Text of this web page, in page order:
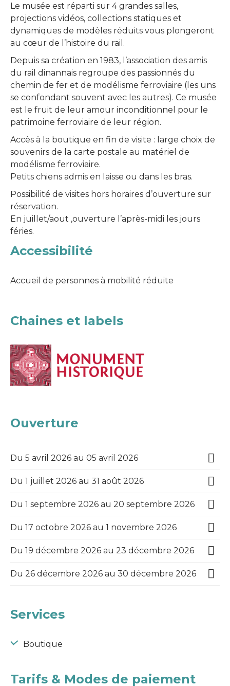
Le musée est réparti sur 4 grandes salles,
projections vidéos, collections statiques et
dynamiques de modèles réduits vous plongeront
au cœur de l’histoire du rail.
Depuis sa création en 1983, l’association des amis
du rail dinannais regroupe des passionnés du
chemin de fer et de modélisme ferroviaire (les uns
se confondant souvent avec les autres). Ce musée
est le fruit de leur amour inconditionnel pour le
patrimoine ferroviaire de leur région.
Accès à la boutique en fin de visite : large choix de
souvenirs de la carte postale au matériel de
modélisme ferroviaire.
Petits chiens admis en laisse ou dans les bras.
Possibilité de visites hors horaires d’ouverture sur
réservation.
En juillet/aout ,ouverture l’après-midi les jours
féries.
Accessibilité
Accueil de personnes à mobilité réduite
Chaines et labels
Ouverture
Du 5 avril 2026 au 05 avril 2026
Du 1 juillet 2026 au 31 août 2026
Du 1 septembre 2026 au 20 septembre 2026
Du 17 octobre 2026 au 1 novembre 2026
Du 19 décembre 2026 au 23 décembre 2026
Du 26 décembre 2026 au 30 décembre 2026
Services
Boutique
Tarifs & Modes de paiement